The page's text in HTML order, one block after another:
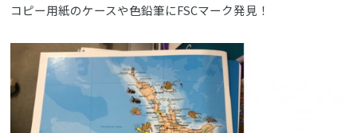
コピー用紙のケースや色鉛筆にFSCマーク発見！